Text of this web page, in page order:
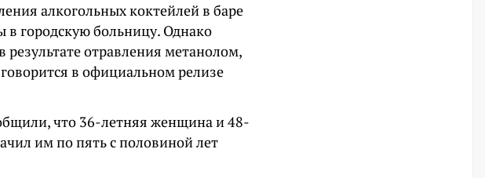
алкогольных коктейлей в баре
городскую больницу. Однако
результате отравления метанолом,
в официальном релизе
что 36-летняя женщина и 48-
им по пять с половиной лет